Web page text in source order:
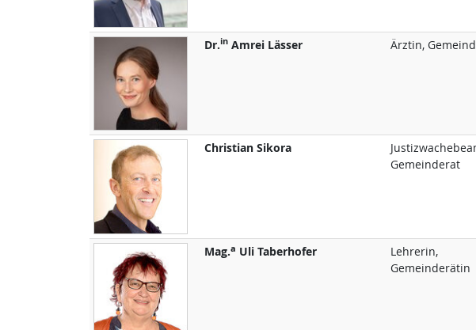
Dr.in Amrei Lässer Ärztin,
Christian Sikora
Gemeinderat
Mag.a Uli Taberhofer
Lehrerin,
Gemeinderätin